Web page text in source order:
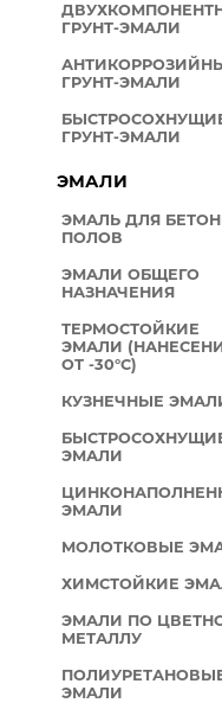
ГРУНТ-ЭМАЛИ
ГРУНТ-ЭМАЛИ
ГРУНТ-ЭМАЛИ
ЭМАЛИ
ЭМАЛЬ ДЛЯ
ПОЛОВ
ЭМАЛИ ОБЩЕГО
НАЗНАЧЕНИЯ
ТЕРМОСТОЙКИЕ
ЭМАЛИ
ОТ -30°С)
КУЗНЕЧНЫЕ
ЭМАЛИ
ЭМАЛИ
МОЛОТКОВЫЕ
ХИМСТОЙКИЕ
ЭМАЛИ ПО
МЕТАЛЛУ
ЭМАЛИ